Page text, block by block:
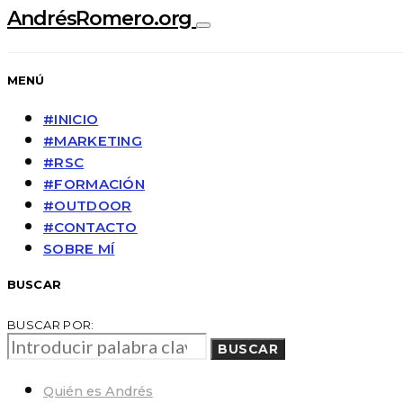
AndrésRomero.org
MENÚ
#INICIO
#MARKETING
#RSC
#FORMACIÓN
#OUTDOOR
#CONTACTO
SOBRE MÍ
BUSCAR
BUSCAR POR:
BUSCAR
Quién es Andrés